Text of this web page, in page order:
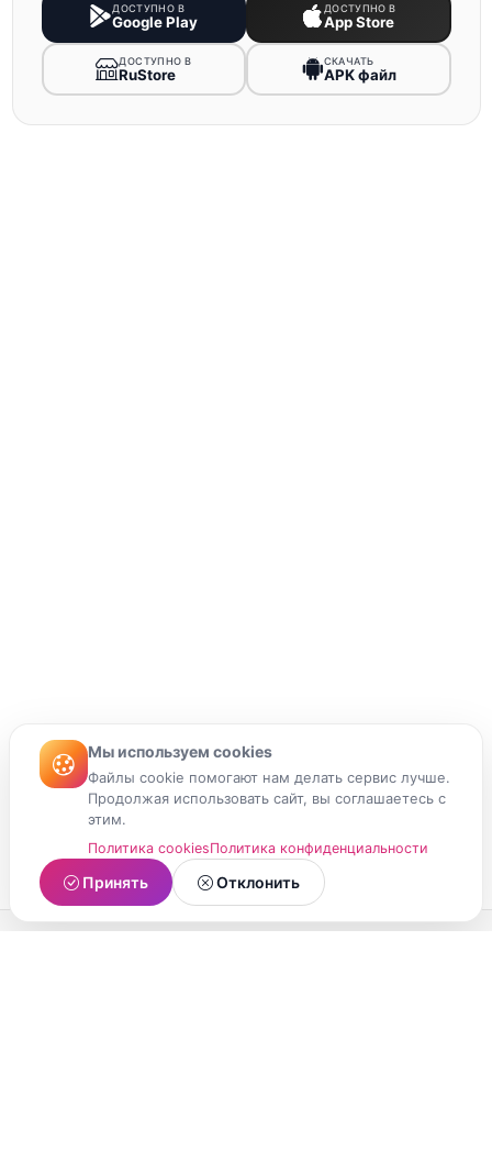
ДОСТУПНО В
Google Play
ДОСТУПНО В
App Store
ДОСТУПНО В
RuStore
СКАЧАТЬ
APK файл
Мы используем cookies
Файлы cookie помогают нам делать сервис лучше.
Продолжая использовать сайт, вы соглашаетесь с
этим.
Политика cookiesПолитика конфиденциальности
Принять Отклонить